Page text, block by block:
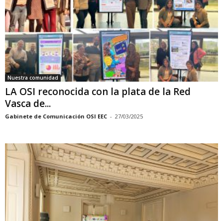
Nuestra comunidad
LA OSI reconocida con la plata de la Red
Vasca de...
Gabinete de Comunicación OSI EEC - 27/03/2025